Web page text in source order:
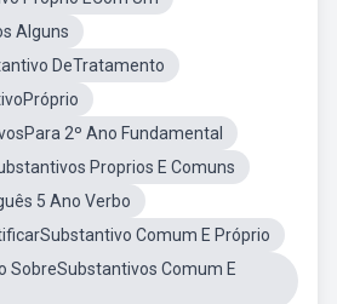
Alguns
DeTratamento
2º Ano Fundamental
Proprios E Comuns
5 Ano Verbo
Comum E Próprio
SobreSubstantivos Comum E